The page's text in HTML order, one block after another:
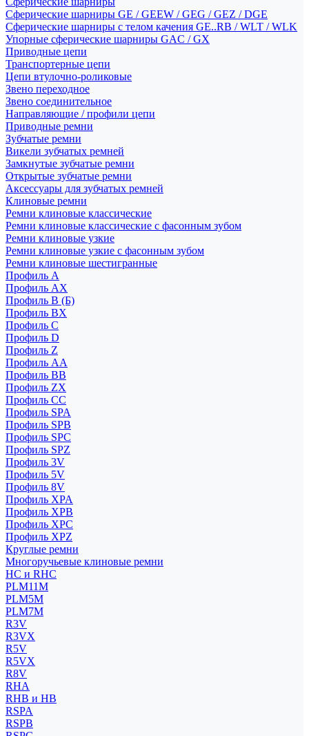
Сферические шарниры GE / GEEW / GEG / GEZ / DGE
Сферические шарниры с телом качения GE..RB / WLT / WLK
Упорные сферические шарниры GAC / GX
Приводные цепи
Транспортерные цепи
Цепи втулочно-роликовые
Звено переходное
Звено соединительное
Направляющие / профили цепи
Приводные ремни
Зубчатые ремни
Викели зубчатых ремней
Замкнутые зубчатые ремни
Открытые зубчатые ремни
Аксессуары для зубчатых ремней
Клиновые ремни
Ремни клиновые классические
Ремни клиновые классические с фасонным зубом
Ремни клиновые узкие
Ремни клиновые узкие с фасонным зубом
Ремни клиновые шестигранные
Профиль A
Профиль AX
Профиль B (Б)
Профиль BX
Профиль C
Профиль D
Профиль Z
Профиль АА
Профиль BB
Профиль ZX
Профиль CC
Профиль SPA
Профиль SPB
Профиль SPC
Профиль SPZ
Профиль 3V
Профиль 5V
Профиль 8V
Профиль XPA
Профиль XPB
Профиль XPC
Профиль XPZ
Круглые ремни
Многоручьевые клиновые ремни
HC и RHC
PLM11M
PLM5M
PLM7M
R3V
R3VX
R5V
R5VX
R8V
RHA
RHB и HB
RSPA
RSPB